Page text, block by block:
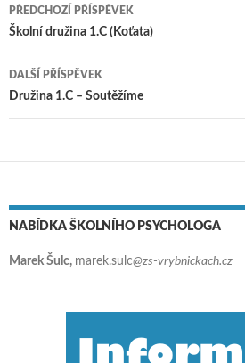
Navigace pro příspěvky
PŘEDCHOZÍ PŘÍSPĚVEK
Školní družina 1.C (Koťata)
DALŠÍ PŘÍSPĚVEK
Družina 1.C – Soutěžíme
NABÍDKA ŠKOLNÍHO PSYCHOLOGA
Marek Šulc, marek.sulc@zs-vrybnickach.cz